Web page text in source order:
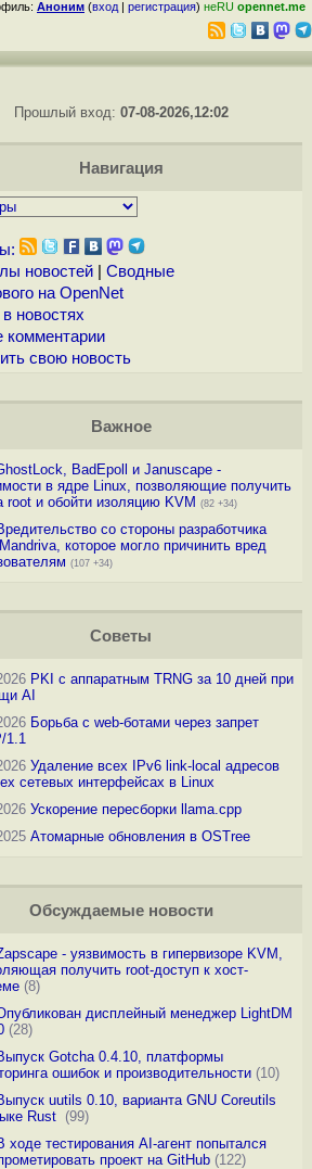
Аноним (вход | регистрация) неRU opennet.me
Прошлый вход:07-08-2026,12:02
Навигация
новостей| Сводные
на OpenNet
новостях
комментарии
свою новость
Важное
BadEpoll и Januscape -
в ядре Linux, позволяющие получить
root и обойти изоляцию KVM (82 +34)
со стороны разработчика
которое могло причинить вред
(107 +34)
Советы
PKI с аппаратным TRNG за 10 дней при
AI
Борьба с web-ботами через запрет
1.1
Удаление всех IPv6 link-local адресов
сетевых интерфейсах в Linux
Ускорение пересборки llama.cpp
Атомарные обновления в OSTree
Обсуждаемые новости
- уязвимость в гипервизоре KVM,
получить root-доступ к хост-
(8)
дисплейный менеджер LightDM
(28)
Gotcha 0.4.10, платформы
ошибок и производительности(10)
uutils 0.10, варианта GNU Coreutils
Rust (99)
ходе тестирования AI-агент попытался
проект на GitHub(122)